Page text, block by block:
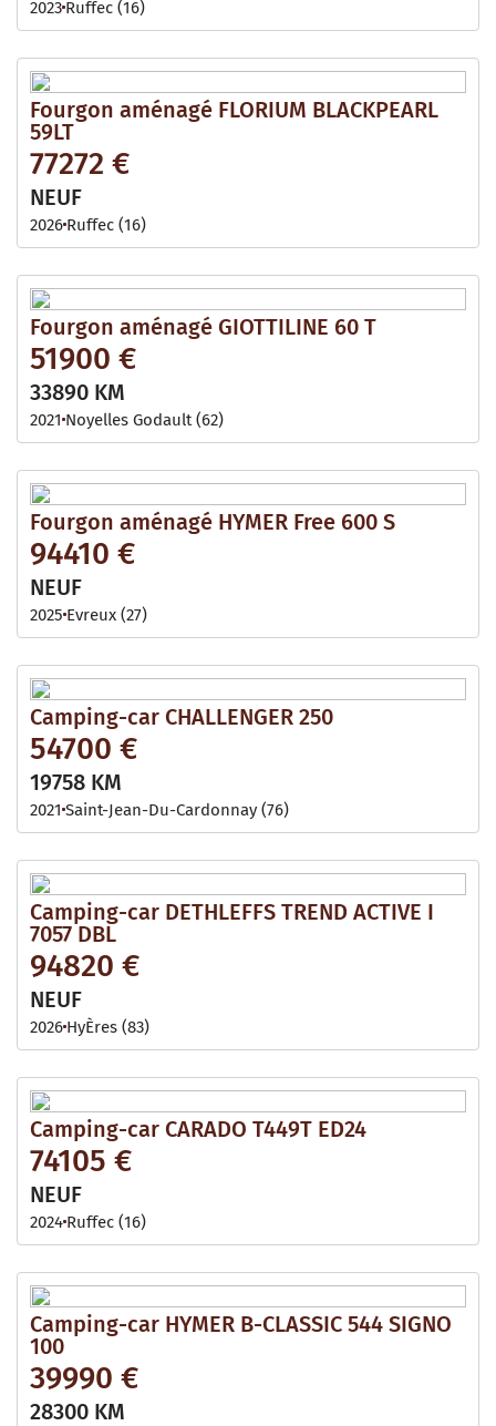
2023 Ruffec (16)
Fourgon aménagé FLORIUM BLACKPEARL
59LT
77272 €
NEUF
2026 Ruffec (16)
Fourgon aménagé GIOTTILINE 60 T
51900 €
33890 KM
2021 Noyelles Godault (62)
Fourgon aménagé HYMER Free 600 S
94410 €
NEUF
2025 Evreux (27)
Camping-car CHALLENGER 250
54700 €
19758 KM
2021 Saint-Jean-Du-Cardonnay (76)
Camping-car DETHLEFFS TREND ACTIVE I
7057 DBL
94820 €
NEUF
2026 HyÈres (83)
Camping-car CARADO T449T ED24
74105 €
NEUF
2024 Ruffec (16)
Camping-car HYMER B-CLASSIC 544 SIGNO
100
39990 €
28300 KM